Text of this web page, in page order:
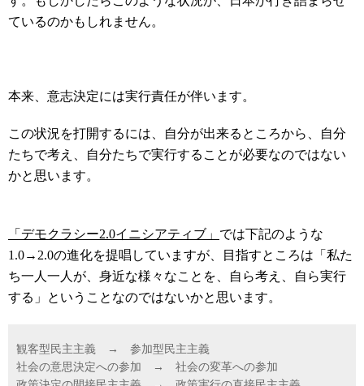
ているのかもしれません。
本来、意志決定には実行責任が伴います。
この状況を打開するには、自分が出来るところから、自分
たちで考え、自分たちで実行することが必要なのではない
かと思います。
「デモクラシー2.0イニシアティブ」 では下記のような
1.0→2.0の進化を提唱していますが、目指すところは「私た
ち一人一人が、身近な様々なことを、自ら考え、自ら実行
する」ということなのではないかと思います。
観客型民主主義 → 参加型民主主義
社会の意思決定への参加 → 社会の変革への参加